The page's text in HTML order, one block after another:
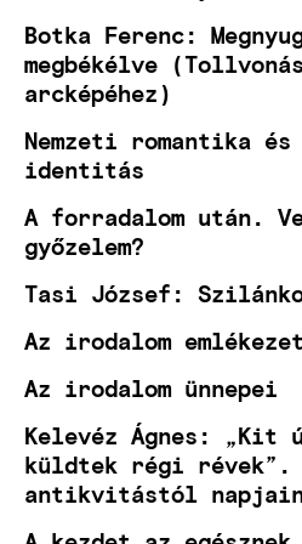
Botka Ferenc:
megbékélve
arcképéhez)
Nemzeti romantika
identitás
A forradalom után.
győzelem?
Tasi József:
Az irodalom
Az irodalom ünnepei
Kelevéz Ágnes: „Kit
küldtek régi
antikvitástól